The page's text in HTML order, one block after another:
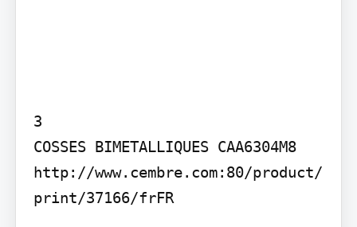
3
COSSES BIMETALLIQUES CAA630­4M8
http://www.cembre.com:80/product/
print/37166/fr­FR